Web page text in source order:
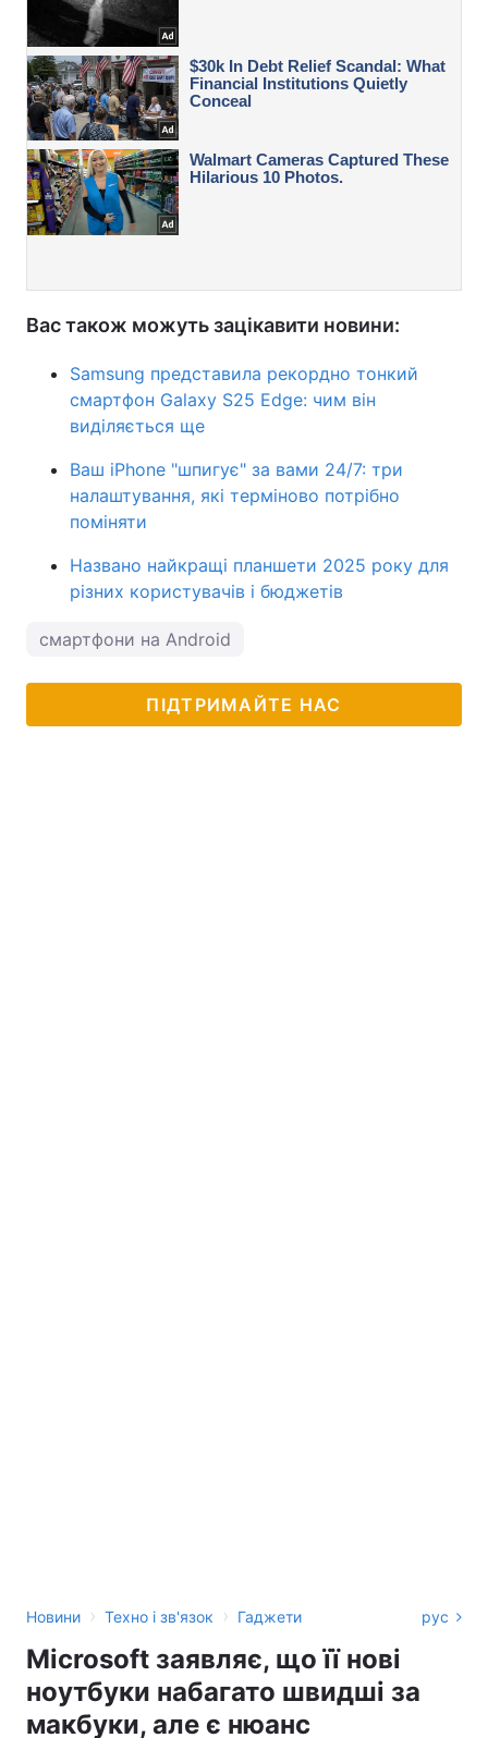
Вас також можуть зацікавити новини:
Samsung представила рекордно тонкий
смартфон Galaxy S25 Edge: чим він
виділяється ще
Ваш iPhone "шпигує" за вами 24/7: три
налаштування, які терміново потрібно
поміняти
Названо найкращі планшети 2025 року для
різних користувачів і бюджетів
смартфони на Android
ПІДТРИМАЙТЕ НАС
Новини › Техно і зв'язок › Гаджети рус
Microsoft заявляє, що її нові
ноутбуки набагато швидші за
макбуки, але є нюанс